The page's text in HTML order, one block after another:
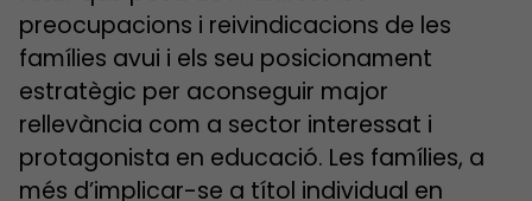
preocupacions i reivindicacions de les
famílies avui i els seu posicionament
estratègic per aconseguir major
rellevància com a sector interessat i
protagonista en educació. Les famílies, a
més d’implicar-se a títol individual en